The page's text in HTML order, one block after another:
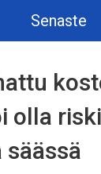
Senaste
olla
säässä